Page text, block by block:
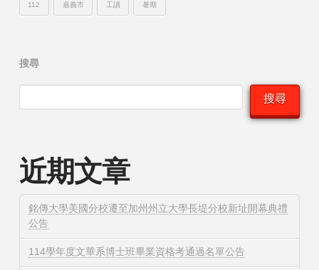
112 嘉義市 工讀 暑期
搜尋
搜尋
近期文章
銘傳大學美國分校遷至加州州立大學長堤分校新址開幕典禮
公告
114學年度文華系博士班畢業資格考通過名單公告